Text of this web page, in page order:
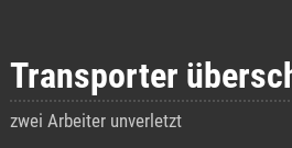
Transporter
zwei Arbeiter unverletzt